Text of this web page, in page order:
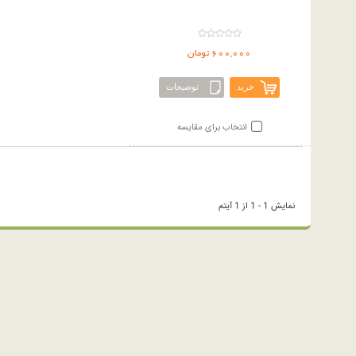
600,000 تومان
خرید توضیحات
انتخاب برای مقایسه
نمایش 1 - 1 از 1 آیتم